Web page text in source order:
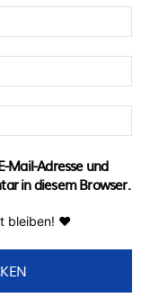
Mail-Adresse und
in diesem Browser.
bleiben! ♥